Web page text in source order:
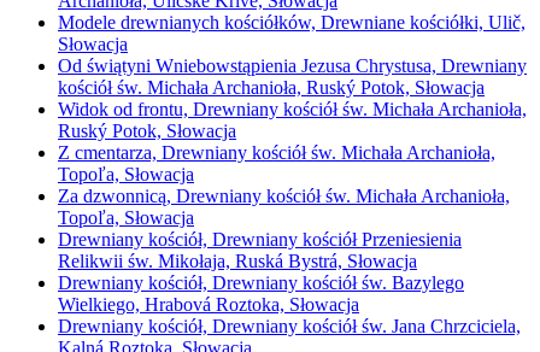
Modele drewnianych kościółków, Drewniane kościółki, Ulič,
Słowacja
Od świątyni Wniebowstąpienia Jezusa Chrystusa, Drewniany
kościół św. Michała Archanioła, Ruský Potok, Słowacja
Widok od frontu, Drewniany kościół św. Michała Archanioła,
Ruský Potok, Słowacja
Z cmentarza, Drewniany kościół św. Michała Archanioła,
Topoľa, Słowacja
Za dzwonnicą, Drewniany kościół św. Michała Archanioła,
Topoľa, Słowacja
Drewniany kościół, Drewniany kościół Przeniesienia
Relikwii św. Mikołaja, Ruská Bystrá, Słowacja
Drewniany kościół, Drewniany kościół św. Bazylego
Wielkiego, Hrabová Roztoka, Słowacja
Drewniany kościół, Drewniany kościół św. Jana Chrzciciela,